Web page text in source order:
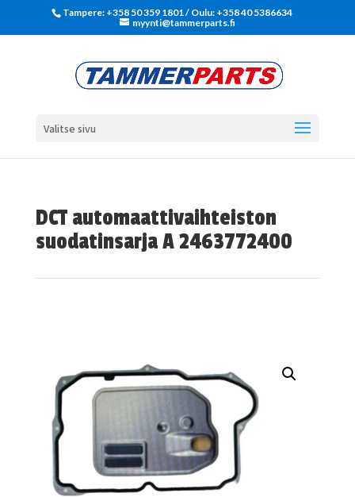
Tampere: +358 50 359 1801‬ / Oulu: +358 40 5386634
myynti@tammerparts.fi
Valitse sivu
DCT automaattivaihteiston
suodatinsarja A 2463772400